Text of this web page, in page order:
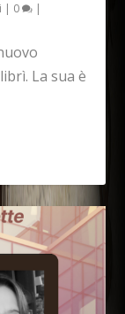
| 0 |
La sua è